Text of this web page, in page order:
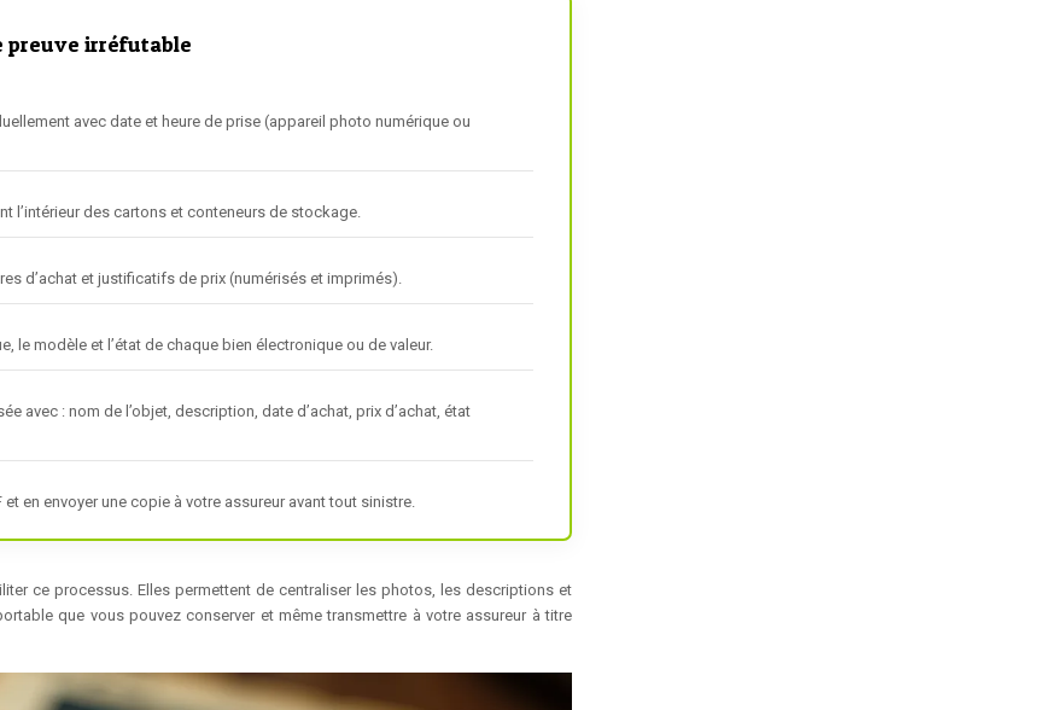
preuve irréfutable
avec date et heure de prise (appareil photo numérique ou
l’intérieur des cartons et conteneurs de stockage.
d’achat et justificatifs de prix (numérisés et imprimés).
le modèle et l’état de chaque bien électronique ou de valeur.
avec : nom de l’objet, description, date d’achat, prix d’achat, état
en envoyer une copie à votre assureur avant tout sinistre.
ce processus. Elles permettent de centraliser les photos, les descriptions et
que vous pouvez conserver et même transmettre à votre assureur à titre